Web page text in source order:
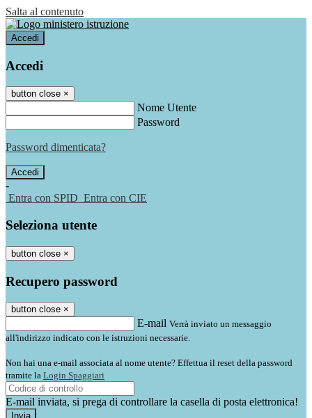
Salta al contenuto
Accedi
Accedi
button close ×
Nome Utente
Password
Password dimenticata?
-
Entra con SPID Entra con CIE
Seleziona utente
button close ×
Recupero password
button close ×
E-mail Verrà inviato un messaggio
all'indirizzo indicato con le istruzioni necessarie.
Non hai una e-mail associata al nome utente? Effettua il reset della password
tramite la Login Spaggiari
E-mail inviata, si prega di controllare la casella di posta elettronica!